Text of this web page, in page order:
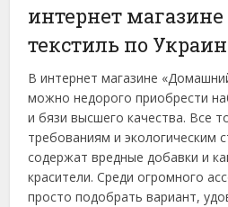
интернет
текстиль по
В интернет магазине
можно недорого приобрести
и бязи высшего качества. Все
требованиям и экологическим
содержат вредные добавки и
красители. Среди огромного
просто подобрать вариант,